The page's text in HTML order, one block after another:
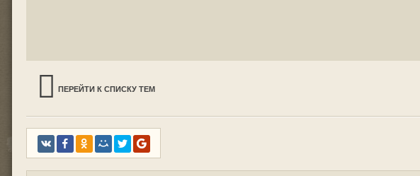
ПЕРЕЙТИ К СПИСКУ ТЕМ